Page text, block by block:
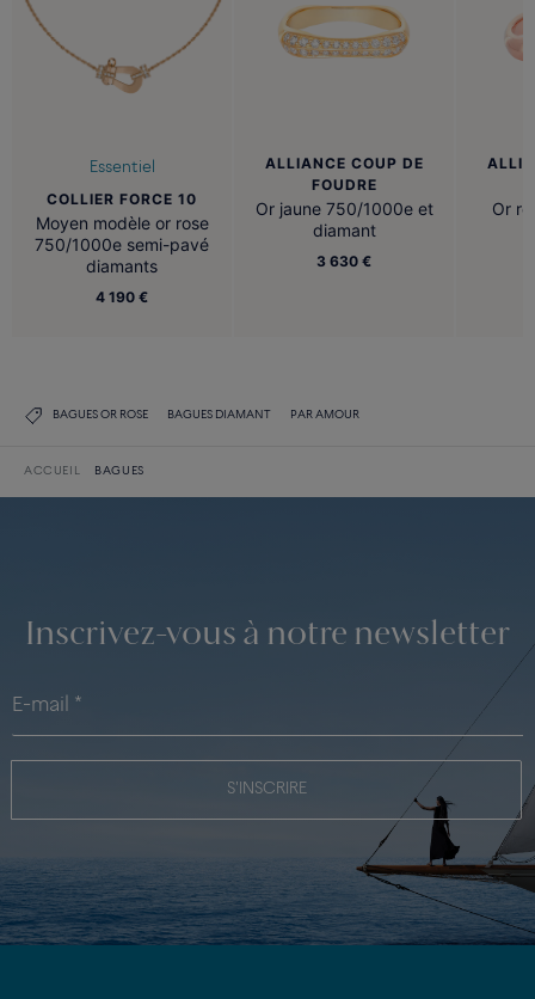
Essentiel
COLLIER FORCE 10
Moyen modèle or rose
750/1000e semi-pavé
diamants
4 190 €
ALLIANCE COUP DE
FOUDRE
Or jaune 750/1000e et
diamant
3 630 €
Or
BAGUES OR ROSE BAGUES DIAMANT PAR AMOUR
ACCUEIL BAGUES
Inscrivez-vous à notre newsletter
S'INSCRIRE